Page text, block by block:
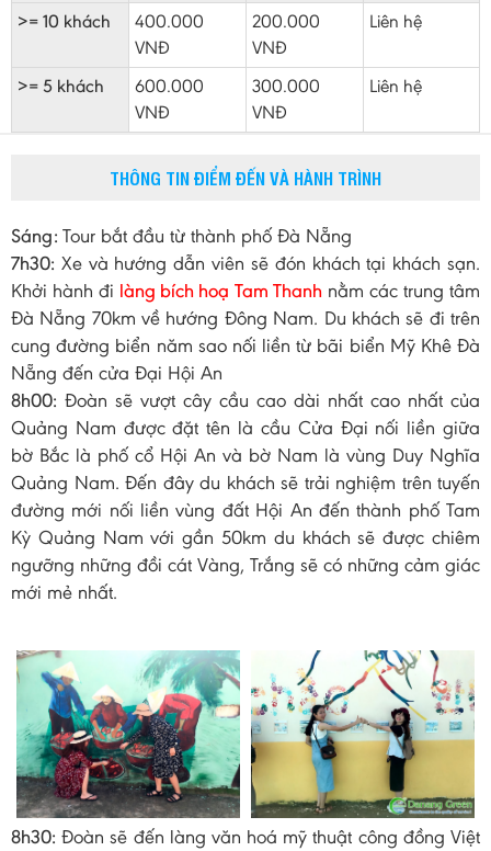
>= 10 khách
400.000
VNĐ
200.000
VNĐ
Liên hệ
>= 5 khách
600.000
VNĐ
300.000
VNĐ
Liên hệ
THÔNG TIN ĐIỂM ĐẾN VÀ HÀNH TRÌNH
Sáng: Tour bắt đầu từ thành phố Đà Nẵng
7h30: Xe và hướng dẫn viên sẽ đón khách tại khách sạn.
Khởi hành đi làng bích hoạ Tam Thanhnằm các trung tâm
Đà Nẵng 70km về hướng Đông Nam. Du khách sẽ đi trên
cung đường biển năm sao nối liền từ bãi biển Mỹ Khê Đà
Nẵng đến cửa Đại Hội An
8h00: Đoàn sẽ vượt cây cầu cao dài nhất cao nhất của
Quảng Nam được đặt tên là cầu Cửa Đại nối liền giữa
bờ Bắc là phố cổ Hội An và bờ Nam là vùng Duy Nghĩa
Quảng Nam. Đến đây du khách sẽ trải nghiệm trên tuyến
đường mới nối liền vùng đất Hội An đến thành phố Tam
Kỳ Quảng Nam với gần 50km du khách sẽ được chiêm
ngưỡng những đồi cát Vàng, Trắng sẽ có những cảm giác
mới mẻ nhất.
8h30: Đoàn sẽ đến làng văn hoá mỹ thuật công đồng Việt